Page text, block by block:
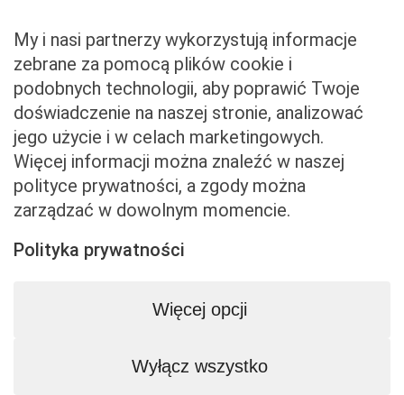
Właściciel serwisu
Baveno Sp. z o. o.
Czerniakowska 71/408a
00-715 Warszawa
NIP: 5273093569
KRS: 0001081683
+48 692 642 814
Biuro obsługi klienta
My i nasi partnerzy wykorzystują informacje
zebrane za pomocą plików cookie i
podobnych technologii, aby poprawić Twoje
doświadczenie na naszej stronie, analizować
jego użycie i w celach marketingowych.
Więcej informacji można znaleźć w naszej
polityce prywatności, a zgody można
zarządzać w dowolnym momencie.
Polityka prywatności
Więcej opcji
Wyłącz wszystko